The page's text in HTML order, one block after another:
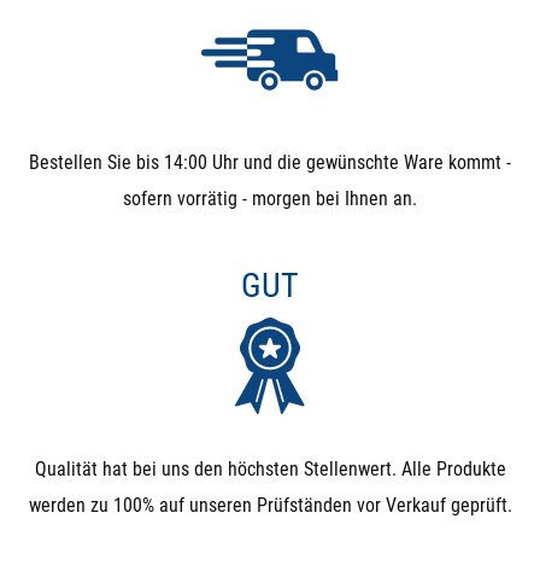
AUSSCHLUSSKRITERIEN FÜR
Wenn eines dieser Kriterien bei Ihnen kritisch ist, sollten
elektrische Kugelhähne ausweichen:
Partikel im Medium: Schmutz, Sand, Äste, … können
sich zwischen Membrane und Sitz setzen und sorgen
dafür, dass das Ventil nicht mehr ausreichend dicht
verbauen, wenn Partikel zu befürchten sind.
Bestellen Sie bis 14:00 Uhr und die gewünschte Ware kommt -
sofern vorrätig - morgen bei Ihnen an.
GUT
Qualität hat bei uns den höchsten Stellenwert. Alle Produkte
werden zu 100% auf unseren Prüfständen vor Verkauf geprüft.